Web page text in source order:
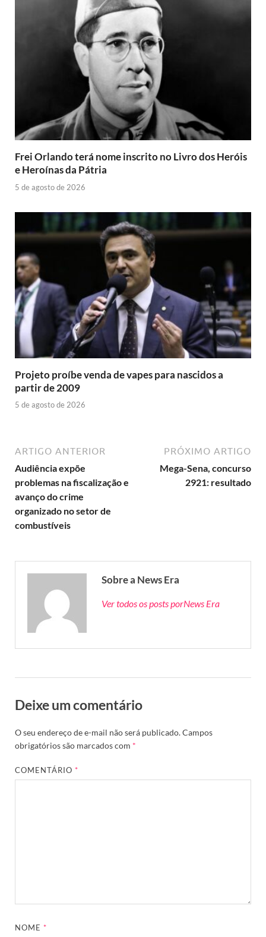
Frei Orlando terá nome inscrito no Livro dos Heróis
e Heroínas da Pátria
5 de agosto de 2026
Projeto proíbe venda de vapes para nascidos a
partir de 2009
5 de agosto de 2026
ARTIGO ANTERIOR
Audiência expõe
problemas na fiscalização e
avanço do crime
organizado no setor de
combustíveis
PRÓXIMO ARTIGO
Mega-Sena, concurso
2921: resultado
Sobre a News Era
Ver todos os posts porNews Era
Deixe um comentário
O seu endereço de e-mail não será publicado.Campos
obrigatórios são marcados com *
COMENTÁRIO*
NOME*